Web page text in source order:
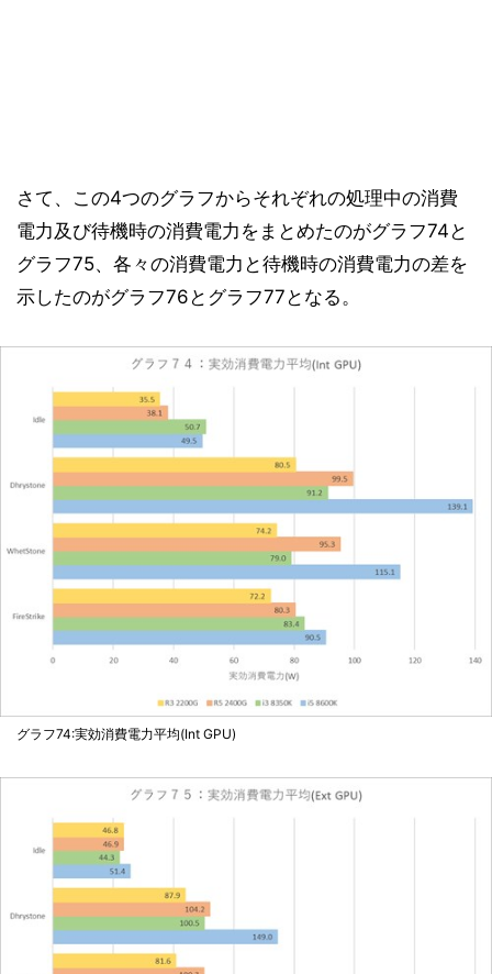
さて、この4つのグラフからそれぞれの処理中の消費
電力及び待機時の消費電力をまとめたのがグラフ74と
グラフ75、各々の消費電力と待機時の消費電力の差を
示したのがグラフ76とグラフ77となる。
グラフ74:実効消費電力平均(Int GPU)